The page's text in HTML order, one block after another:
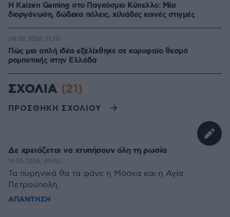
H Kaizen Gaming στο Παγκόσμιο Kύπελλο: Μία
διοργάνωση, δώδεκα πόλεις, χιλιάδες κοινές στιγμές
Πώς μια απλή ιδέα εξελίχθηκε σε κορυφαίο θεσμό
ρομποτικής στην Ελλάδα
04.08.2026, 11:20
ΣΧΟΛΙΑ (21)
ΠΡΟΣΘΗΚΗ ΣΧΟΛΙΟΥ
Δε χρειάζεται να χτυπήσουν όλη τη ρωσία
14.05.2026, 09:02
Τα πυρηνικά θα τα φάνε η Μόσχα και η Αγία
Πετρούπολη.
ΑΠΑΝΤΗΣΗ